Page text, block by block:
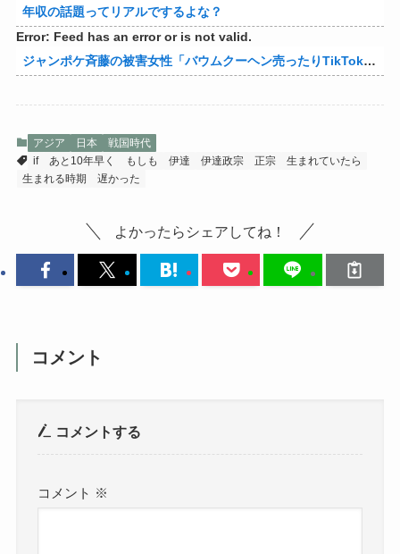
年収の話題ってリアルでするよな？
Error: Feed has an error or is not valid.
ジャンポケ斉藤の被害女性「バウムクーヘン売ったりTikTokライブしててムカついたから示談しなかった」
アジア 日本
戦国時代
if
あと10年早く もしも 伊達 伊達政宗 正宗
生まれていたら
生まれる時期
遅かった
よかったらシェアしてね！
コメント
コメントする
コメント ※